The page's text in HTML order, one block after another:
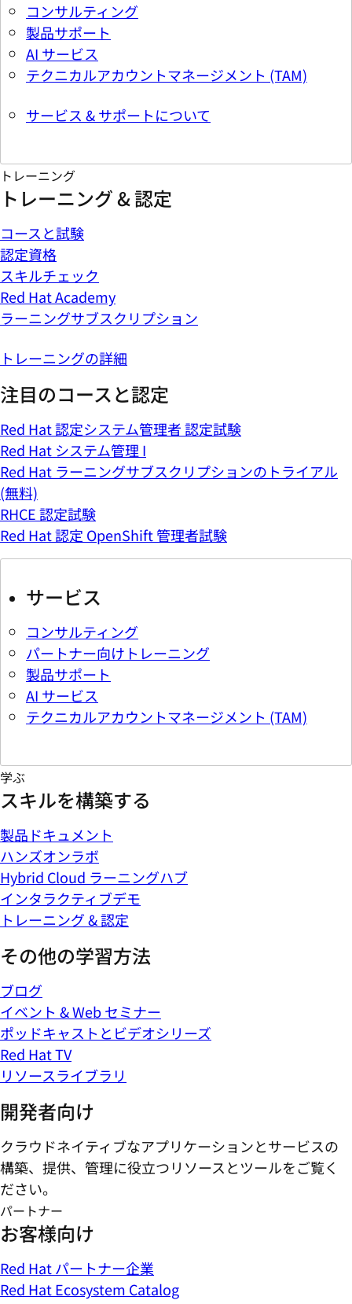
コンサルティング
製品サポート
AI サービス
テクニカルアカウントマネージメント (TAM)
サービス & サポートについて
トレーニング
トレーニング & 認定
コースと試験
認定資格
スキルチェック
Red Hat Academy
ラーニングサブスクリプション
トレーニングの詳細
注目のコースと認定
Red Hat 認定システム管理者 認定試験
Red Hat システム管理 I
Red Hat ラーニングサブスクリプションのトライアル
(無料)
RHCE 認定試験
Red Hat 認定 OpenShift 管理者試験
サービス
コンサルティング
パートナー向けトレーニング
製品サポート
AI サービス
テクニカルアカウントマネージメント (TAM)
学ぶ
スキルを構築する
製品ドキュメント
ハンズオンラボ
Hybrid Cloud ラーニングハブ
インタラクティブデモ
トレーニング & 認定
その他の学習方法
ブログ
イベント & Web セミナー
ポッドキャストとビデオシリーズ
Red Hat TV
リソースライブラリ
開発者向け
クラウドネイティブなアプリケーションとサービスの
構築、提供、管理に役立つリソースとツールをご覧く
ださい。
パートナー
お客様向け
Red Hat パートナー企業
Red Hat Ecosystem Catalog